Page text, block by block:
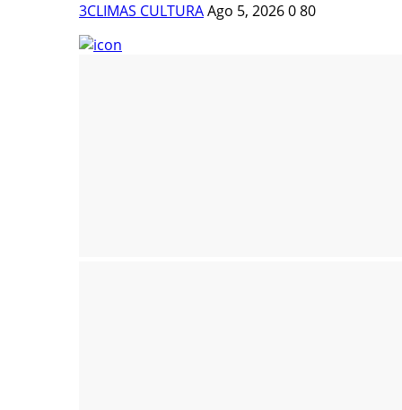
3CLIMAS CULTURAAgo 5, 2026080